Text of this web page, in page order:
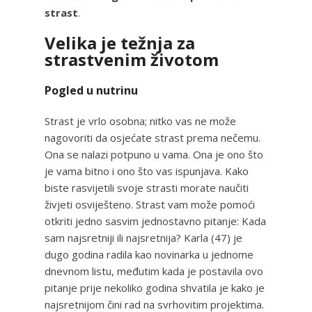
strast.
Velika je težnja za
strastvenim životom
Pogled u nutrinu
Strast je vrlo osobna; nitko vas ne može
nagovoriti da osjećate strast prema nečemu.
Ona se nalazi potpuno u vama. Ona je ono što
je vama bitno i ono što vas ispunjava. Kako
biste rasvijetili svoje strasti morate naučiti
živjeti osviješteno. Strast vam može pomoći
otkriti jedno sasvim jednostavno pitanje: Kada
sam najsretniji ili najsretnija? Karla (47) je
dugo godina radila kao novinarka u jednome
dnevnom listu, međutim kada je postavila ovo
pitanje prije nekoliko godina shvatila je kako je
najsretnijom čini rad na svrhovitim projektima.